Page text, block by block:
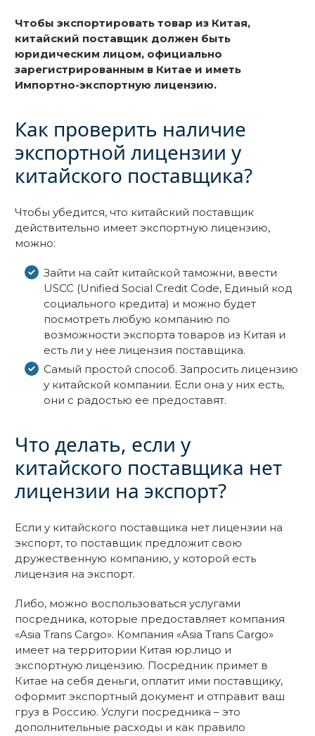
Чтобы экспортировать товар из Китая,
китайский поставщик должен быть
юридическим лицом, официально
зарегистрированным в Китае и иметь
Импортно-экспортную лицензию.
Как проверить наличие
экспортной лицензии у
китайского поставщика?
Чтобы убедится, что китайский поставщик
действительно имеет экспортную лицензию,
можно:
Зайти на сайт китайской таможни, ввести
USCC (Unified Social Credit Code, Единый код
социального кредита) и можно будет
посмотреть любую компанию по
возможности экспорта товаров из Китая и
есть ли у нее лицензия поставщика.
Самый простой способ. Запросить лицензию
у китайской компании. Если она у них есть,
они с радостью ее предоставят.
Что делать, если у
китайского поставщика нет
лицензии на экспорт?
Если у китайского поставщика нет лицензии на
экспорт, то поставщик предложит свою
дружественную компанию, у которой есть
лицензия на экспорт.
Либо, можно воспользоваться услугами
посредника, которые предоставляет компания
«Asia Trans Cargo». Компания «Asia Trans Cargo»
имеет на территории Китая юр.лицо и
экспортную лицензию. Посредник примет в
Китае на себя деньги, оплатит ими поставщику,
оформит экспортный документ и отправит ваш
груз в Россию. Услуги посредника – это
дополнительные расходы и как правило